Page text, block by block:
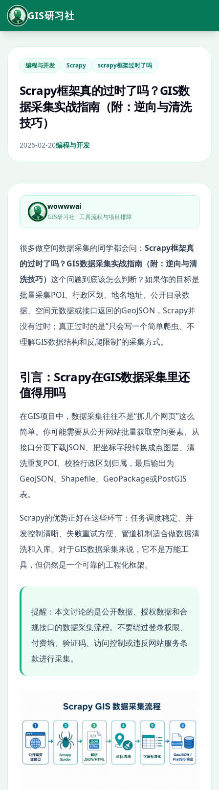
GIS研习社
编程与开发 Scrapy scrapy框架过时了吗
Scrapy框架真的过时了吗？GIS数
据采集实战指南（附：逆向与清洗
技巧）
2026-02-20编程与开发
wowwwai
GIS研习社 · 工具流程与项目排障
很多做空间数据采集的同学都会问： Scrapy框架真
的过时了吗？GIS数据采集实战指南（附：逆向与清
洗技巧） 这个问题到底该怎么判断？如果你的目标是
批量采集POI、行政区划、地名地址、公开目录数
据、空间元数据或接口返回的GeoJSON，Scrapy并
没有过时；真正过时的是“只会写一个简单爬虫、不
理解GIS数据结构和反爬限制”的采集方式。
引言：Scrapy在GIS数据采集里还
值得用吗
在GIS项目中，数据采集往往不是“抓几个网页”这么
简单。你可能需要从公开网站批量获取空间要素、从
接口分页下载JSON、把坐标字段转换成点图层、清
洗重复POI、校验行政区划归属，最后输出为
GeoJSON、Shapefile、GeoPackage或PostGIS
表。
Scrapy的优势正好在这些环节：任务调度稳定、并
发控制清晰、失败重试方便、管道机制适合做数据清
洗和入库。对于GIS数据采集来说，它不是万能工
具，但仍然是一个可靠的工程化框架。
提醒：本文讨论的是公开数据、授权数据和合
规接口的数据采集流程。不要绕过登录权限、
付费墙、验证码、访问控制或违反网站服务条
款进行采集。